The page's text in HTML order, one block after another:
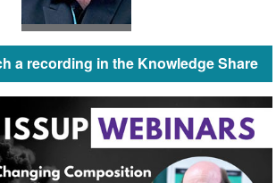
a recording in the Knowledge Share